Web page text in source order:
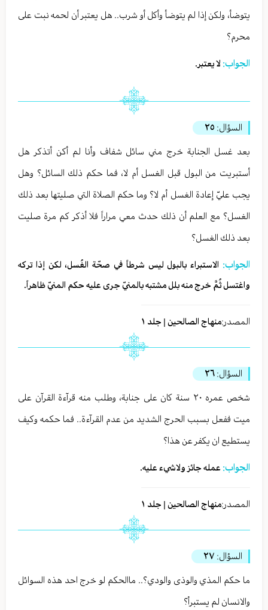
يتوضأ، ولكن إذا لم يتوضأ وأكل أو شرب.. هل يعتبر أن لحمه نبت على
محرم؟
الجواب: لا يعتبر.
السؤال: ٢٥
بعد غسل الجنابة خرج مني سائل شفاف وأنا لم أكن أتذكر هل
أستبريت من البول قبل الغسل أم لا، فما حكم ذلك السائل؟ وهل
يجب عليّ إعادة الغسل أم لا؟ وما حكم الصلاة التي صليتها بعد ذلك
الغسل؟ مع العلم أن ذلك حدث معي مراراً فلا أذكر كم مرة صليت
بعد ذلك الغسل؟
الجواب: الاستبراء بالبول ليس شرطاً في صحّة الغُسل، لكن إذا تركه
واغتسل ثُمَّ خرج منه بلل مشتبه بالمنيّ جرى عليه حكم المنيّ ظاهراً.
المصدر:منهاج الصالحين | جلد ١
السؤال: ٢٦
شخص عمره ٢٠ سنة كان على جنابة، وطلب منه قرآءة القرآن على
ميت ففعل بسبب الحرج الشديد من عدم القرآءة.. فما حكمه وكيف
يستطيع ان يكفر عن هذا؟
الجواب: عمله جائز ولاشيء عليه.
المصدر:منهاج الصالحين | جلد ١
السؤال: ٢٧
ما حكم المذي والوذى والودي؟.. ماالحكم لو خرج احد هذه السوائل
والانسان لم يستبرأ؟